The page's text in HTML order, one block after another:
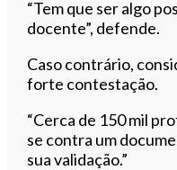
“Tem que ser algo
docente”, defende.
Caso contrário,
forte contestação.
“Cerca de 150 mil
se contra um
sua validação.”